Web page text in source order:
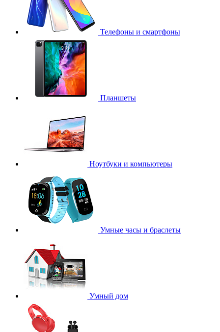
Телефоны и смартфоны
Планшеты
Ноутбуки и компьютеры
Умные часы и браслеты
Умный дом